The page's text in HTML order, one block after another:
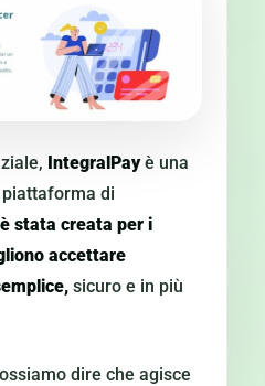
IntegralPayè una
di
è stata creata per i
accettare
sicuro e in più
dire che agisce